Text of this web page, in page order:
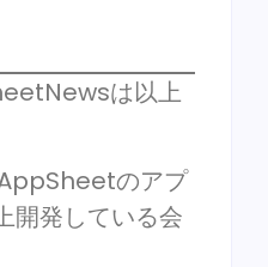
は以上
のアプ
開発している会